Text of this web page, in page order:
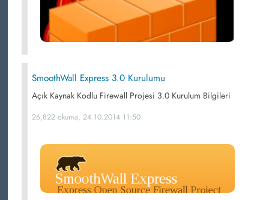
SmoothWall Express 3.0 Kurulumu
Açık Kaynak Kodlu Firewall Projesi 3.0 Kurulum Bilgileri
26,822 okuma, 24.10.2014 11:50